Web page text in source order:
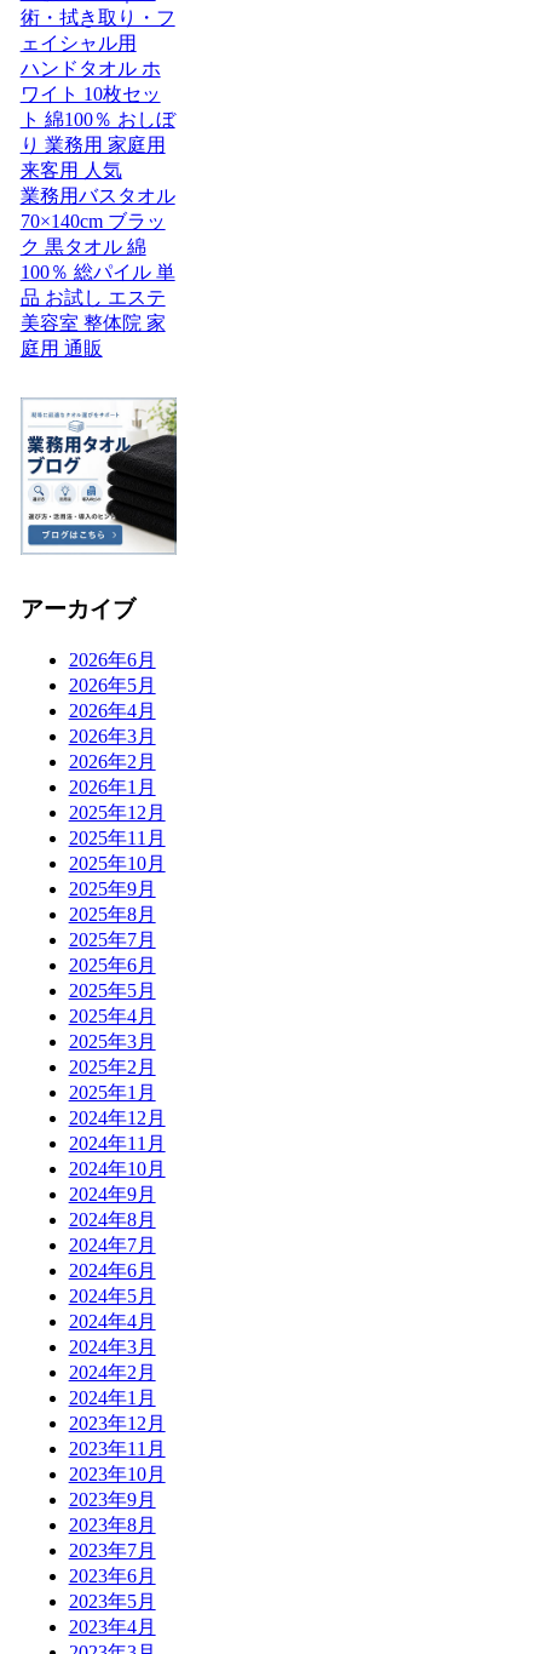
術・拭き取り・フ
ェイシャル用
ハンドタオル ホ
ワイト 10枚セッ
ト 綿100％ おしぼ
り 業務用 家庭用
来客用 人気
業務用バスタオル
70×140cm ブラッ
ク 黒タオル 綿
100％ 総パイル 単
品 お試し エステ
美容室 整体院 家
庭用 通販
アーカイブ
2026年6月
2026年5月
2026年4月
2026年3月
2026年2月
2026年1月
2025年12月
2025年11月
2025年10月
2025年9月
2025年8月
2025年7月
2025年6月
2025年5月
2025年4月
2025年3月
2025年2月
2025年1月
2024年12月
2024年11月
2024年10月
2024年9月
2024年8月
2024年7月
2024年6月
2024年5月
2024年4月
2024年3月
2024年2月
2024年1月
2023年12月
2023年11月
2023年10月
2023年9月
2023年8月
2023年7月
2023年6月
2023年5月
2023年4月